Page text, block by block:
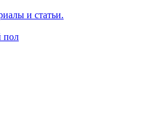
и статьи.
пол